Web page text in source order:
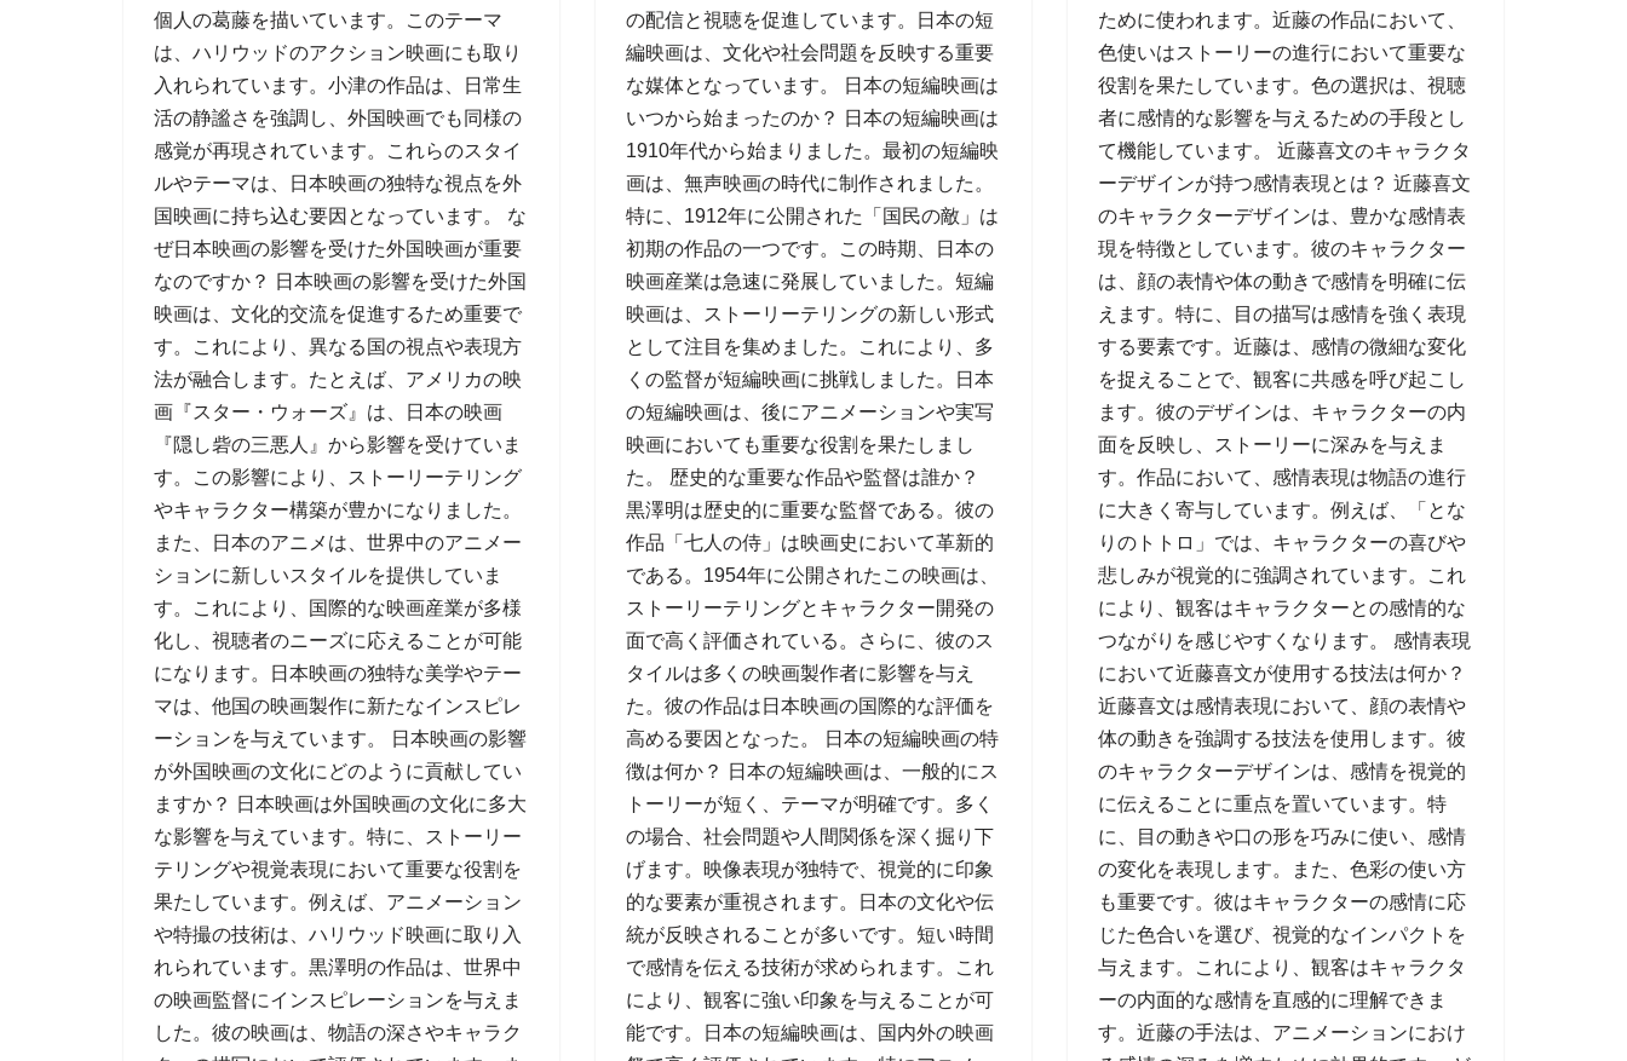
個人の葛藤を描いています。このテーマ
は、ハリウッドのアクション映画にも取り
入れられています。小津の作品は、日常生
活の静謐さを強調し、外国映画でも同様の
感覚が再現されています。これらのスタイ
ルやテーマは、日本映画の独特な視点を外
国映画に持ち込む要因となっています。 な
ぜ日本映画の影響を受けた外国映画が重要
なのですか？ 日本映画の影響を受けた外国
映画は、文化的交流を促進するため重要で
す。これにより、異なる国の視点や表現方
法が融合します。たとえば、アメリカの映
画『スター・ウォーズ』は、日本の映画
『隠し砦の三悪人』から影響を受けていま
す。この影響により、ストーリーテリング
やキャラクター構築が豊かになりました。
また、日本のアニメは、世界中のアニメー
ションに新しいスタイルを提供していま
す。これにより、国際的な映画産業が多様
化し、視聴者のニーズに応えることが可能
になります。日本映画の独特な美学やテー
マは、他国の映画製作に新たなインスピレ
ーションを与えています。 日本映画の影響
が外国映画の文化にどのように貢献してい
ますか？ 日本映画は外国映画の文化に多大
な影響を与えています。特に、ストーリー
テリングや視覚表現において重要な役割を
果たしています。例えば、アニメーション
や特撮の技術は、ハリウッド映画に取り入
れられています。黒澤明の作品は、世界中
の映画監督にインスピレーションを与えま
した。彼の映画は、物語の深さやキャラク
の配信と視聴を促進しています。日本の短
編映画は、文化や社会問題を反映する重要
な媒体となっています。 日本の短編映画は
いつから始まったのか？ 日本の短編映画は
1910年代から始まりました。最初の短編映
画は、無声映画の時代に制作されました。
特に、1912年に公開された「国民の敵」は
初期の作品の一つです。この時期、日本の
映画産業は急速に発展していました。短編
映画は、ストーリーテリングの新しい形式
として注目を集めました。これにより、多
くの監督が短編映画に挑戦しました。日本
の短編映画は、後にアニメーションや実写
映画においても重要な役割を果たしまし
た。 歴史的な重要な作品や監督は誰か？
黒澤明は歴史的に重要な監督である。彼の
作品「七人の侍」は映画史において革新的
である。1954年に公開されたこの映画は、
ストーリーテリングとキャラクター開発の
面で高く評価されている。さらに、彼のス
タイルは多くの映画製作者に影響を与え
た。彼の作品は日本映画の国際的な評価を
高める要因となった。 日本の短編映画の特
徴は何か？ 日本の短編映画は、一般的にス
トーリーが短く、テーマが明確です。多く
の場合、社会問題や人間関係を深く掘り下
げます。映像表現が独特で、視覚的に印象
的な要素が重視されます。日本の文化や伝
統が反映されることが多いです。短い時間
で感情を伝える技術が求められます。これ
により、観客に強い印象を与えることが可
能です。日本の短編映画は、国内外の映画
ために使われます。近藤の作品において、
色使いはストーリーの進行において重要な
役割を果たしています。色の選択は、視聴
者に感情的な影響を与えるための手段とし
て機能しています。 近藤喜文のキャラクタ
ーデザインが持つ感情表現とは？ 近藤喜文
のキャラクターデザインは、豊かな感情表
現を特徴としています。彼のキャラクター
は、顔の表情や体の動きで感情を明確に伝
えます。特に、目の描写は感情を強く表現
する要素です。近藤は、感情の微細な変化
を捉えることで、観客に共感を呼び起こし
ます。彼のデザインは、キャラクターの内
面を反映し、ストーリーに深みを与えま
す。作品において、感情表現は物語の進行
に大きく寄与しています。例えば、「とな
りのトトロ」では、キャラクターの喜びや
悲しみが視覚的に強調されています。これ
により、観客はキャラクターとの感情的な
つながりを感じやすくなります。 感情表現
において近藤喜文が使用する技法は何か？
近藤喜文は感情表現において、顔の表情や
体の動きを強調する技法を使用します。彼
のキャラクターデザインは、感情を視覚的
に伝えることに重点を置いています。特
に、目の動きや口の形を巧みに使い、感情
の変化を表現します。また、色彩の使い方
も重要です。彼はキャラクターの感情に応
じた色合いを選び、視覚的なインパクトを
与えます。これにより、観客はキャラクタ
ーの内面的な感情を直感的に理解できま
す。近藤の手法は、アニメーションにおけ